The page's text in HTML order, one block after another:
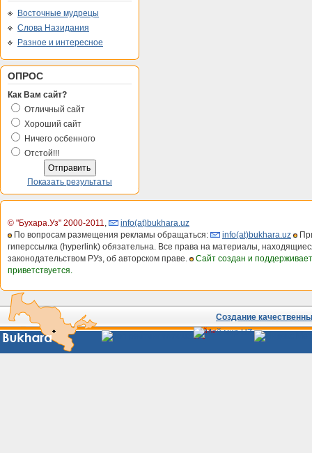
Восточные мудрецы
Слова Назидания
Разное и интересное
ОПРОС
Как Вам сайт?
Отличный сайт
Хороший сайт
Ничего осбенного
Отстой!!!
Показать результаты
© "Бухара.Уз" 2000-2011,
info(at)bukhara.uz
По вопросам размещения рекламы обращаться:
info(at)bukhara.uz
гиперссылка (hyperlink) обязательна. Все права на материалы,
законодательством РУз, об авторском праве.
Сайт создан и
приветствуется.
Создание
Сайты
Узбекистана